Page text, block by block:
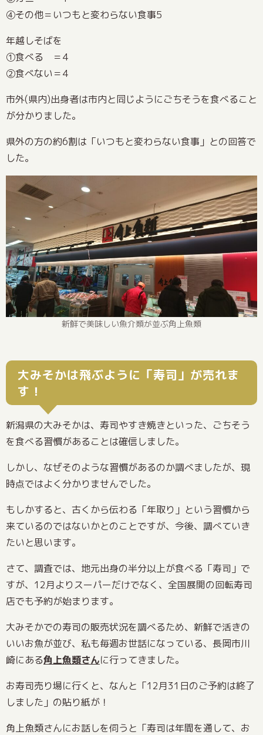
④その他＝いつもと変わらない食事5
年越しそばを
①食べる ＝4
②食べない＝4
市外(県内)出身者は市内と同じようにごちそうを食べること
が分かりました。
県外の方の約6割は「いつもと変わらない食事」との回答で
した。
新鮮で美味しい魚介類が並ぶ角上魚類
大みそかは飛ぶように「寿司」が売れま
す！
新潟県の大みそかは、寿司やすき焼きといった、ごちそう
を食べる習慣があることは確信しました。
しかし、なぜそのような習慣があるのか調べましたが、現
時点ではよく分かりませんでした。
もしかすると、古くから伝わる「年取り」という習慣から
来ているのではないかとのことですが、今後、調べていき
たいと思います。
さて、調査では、地元出身の半分以上が食べる「寿司」で
すが、12月よりスーパーだけでなく、全国展開の回転寿司
店でも予約が始まります。
大みそかでの寿司の販売状況を調べるため、新鮮で活きの
いいお魚が並び、私も毎週お世話になっている、長岡市川
崎にある角上魚類さんに行ってきました。
お寿司売り場に行くと、なんと「12月31日のご予約は終了
しました」の貼り紙が！
角上魚類さんにお話しを伺うと「寿司は年間を通して、お